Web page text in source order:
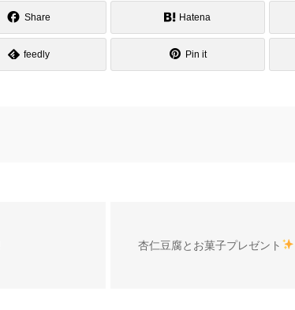
Share Hatena
feedly Pin it
杏仁豆腐とお菓子プレゼント